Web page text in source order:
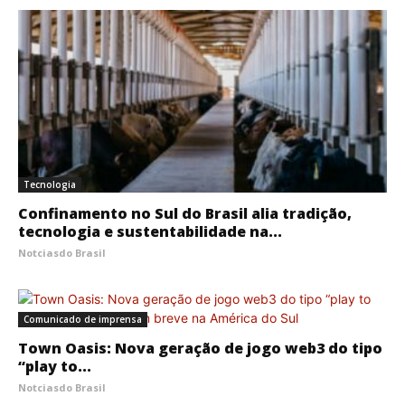
Tecnologia
Confinamento no Sul do Brasil alia tradição,
tecnologia e sustentabilidade na...
Notciasdo Brasil
Comunicado de imprensa
Town Oasis: Nova geração de jogo web3 do tipo
“play to...
Notciasdo Brasil